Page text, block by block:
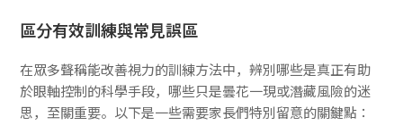
區分有效訓練與常見誤區
在眾多聲稱能改善視力的訓練方法中，辨別哪些是真正有助
於眼軸控制的科學手段，哪些只是曇花一現或潛藏風險的迷
思，至關重要。以下是一些需要家長們特別留意的關鍵點：